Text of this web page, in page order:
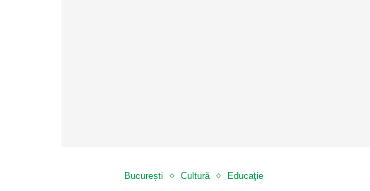
București Cultură Educaţie